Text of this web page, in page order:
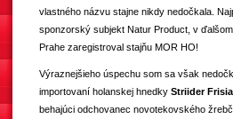
vlastného názvu stajne nikdy nedočkala.
sponzorský subjekt Natur Product, v
Prahe zaregistroval stajňu MOR HO!
Výraznejšieho úspechu som sa však
importovaní holanskej hnedky Striider Frisia
behajúci odchovanec novotekovského